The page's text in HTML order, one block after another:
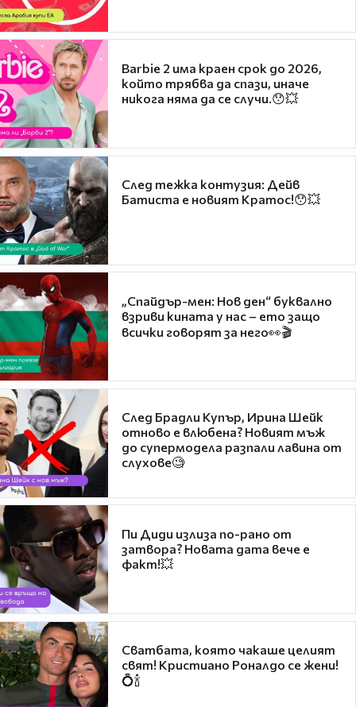
Barbie 2 има краен срок до 2026,
който трябва да спази, иначе
никога няма да се случи.😯💥
След тежка контузия: Дейв
Батиста е новият Кратос!😯💥
„Спайдър-мен: Нов ден“ буквално
взриви кината у нас – ето защо
всички говорят за него👀🎬
След Брадли Купър, Ирина Шейк
отново е влюбена? Новият мъж
до супермодела разпали лавина от
слухове🧐
Пи Диди излиза по-рано от
затвора? Новата дата вече е
факт!💥
Сватбата, която чакаше целият
свят! Кристиано Роналдо се жени!
💍🍾